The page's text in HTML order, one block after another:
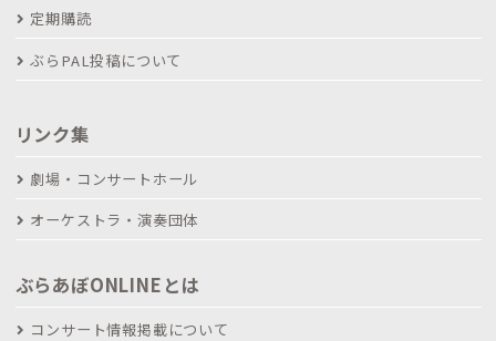
定期購読
ぶらPAL投稿について
リンク集
劇場・コンサートホール
オーケストラ・演奏団体
ぶらあぼONLINEとは
コンサート情報掲載について